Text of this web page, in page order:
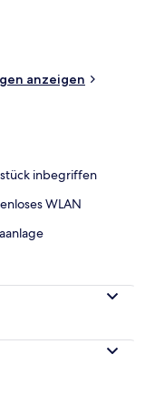
anzeigen
inbegriffen
WLAN